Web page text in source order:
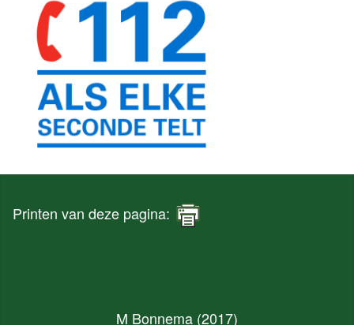
Printen van deze pagina:
M Bonnema (2017)